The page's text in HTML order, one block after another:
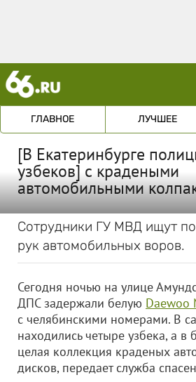
ГЛАВНОЕ ЛУЧШЕЕ
[В Екатеринбурге
узбеков] с крадеными
автомобильными
Сотрудники ГУ МВД ищут
рук автомобильных воров.
Сегодня ночью на улице
ДПС задержали белую Daewoo
с челябинскими номерами. В
находились четыре узбека, а в
целая коллекция краденых
дисков, передает служба